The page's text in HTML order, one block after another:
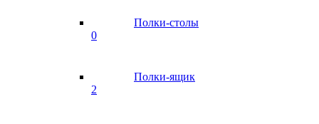
Полки-столы
0
Полки-ящик
2